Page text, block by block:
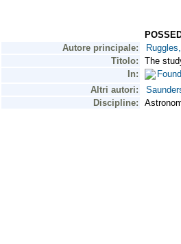
Autore principale:
Titolo:
The
In:
Altri autori:
Discipline: